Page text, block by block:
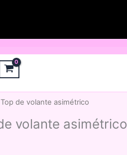
de volante asimétrico
volante asimétrico